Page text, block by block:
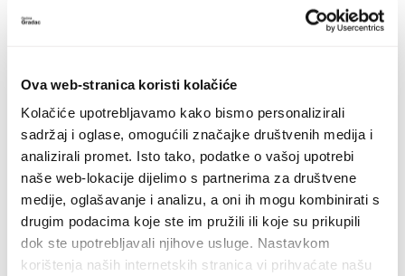
Ova web-stranica koristi kolačiće
Kolačiće upotrebljavamo kako bismo personalizirali
sadržaj i oglase, omogućili značajke društvenih medija i
analizirali promet. Isto tako, podatke o vašoj upotrebi
naše web-lokacije dijelimo s partnerima za društvene
medije, oglašavanje i analizu, a oni ih mogu kombinirati s
drugim podacima koje ste im pružili ili koje su prikupili
dok ste upotrebljavali njihove usluge. Nastavkom
korištenja naših internetskih stranica vi prihvaćate našu
prosinca 2024. godine, s naznakom: „
Sufinanciranje
fondovi@opcinagradac.hr.
OPĆINSKI NAČELNIK
Matko Burić, mag.polit.
PODIJELITE PODIJELIPODIJELIPODIJELI